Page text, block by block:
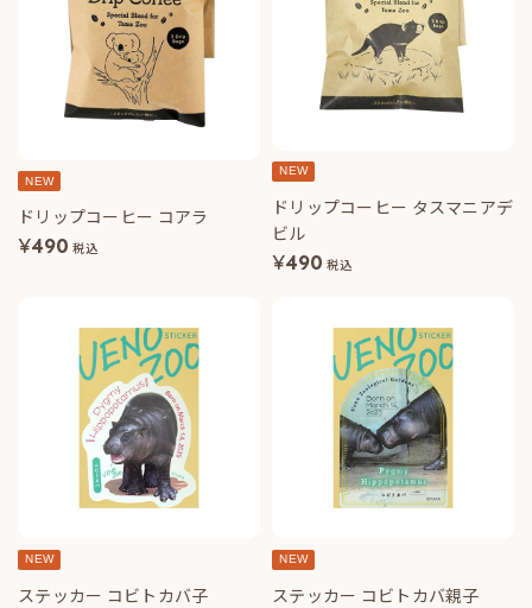
NEW
ドリップコーヒー コアラ
¥490 税込
NEW
ドリップコーヒー タスマニアデ
ビル
¥490 税込
NEW
ステッカー コビトカバ子
NEW
ステッカー コビトカバ親子